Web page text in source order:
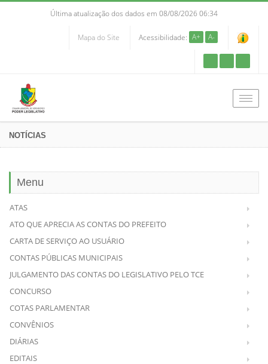
Última atualização dos dados em 08/08/2026 06:34
Mapa do Site Acessibilidade: A+ A-
NOTÍCIAS
Menu
ATAS
ATO QUE APRECIA AS CONTAS DO PREFEITO
CARTA DE SERVIÇO AO USUÁRIO
CONTAS PÚBLICAS MUNICIPAIS
JULGAMENTO DAS CONTAS DO LEGISLATIVO PELO TCE
CONCURSO
COTAS PARLAMENTAR
CONVÊNIOS
DIÁRIAS
EDITAIS